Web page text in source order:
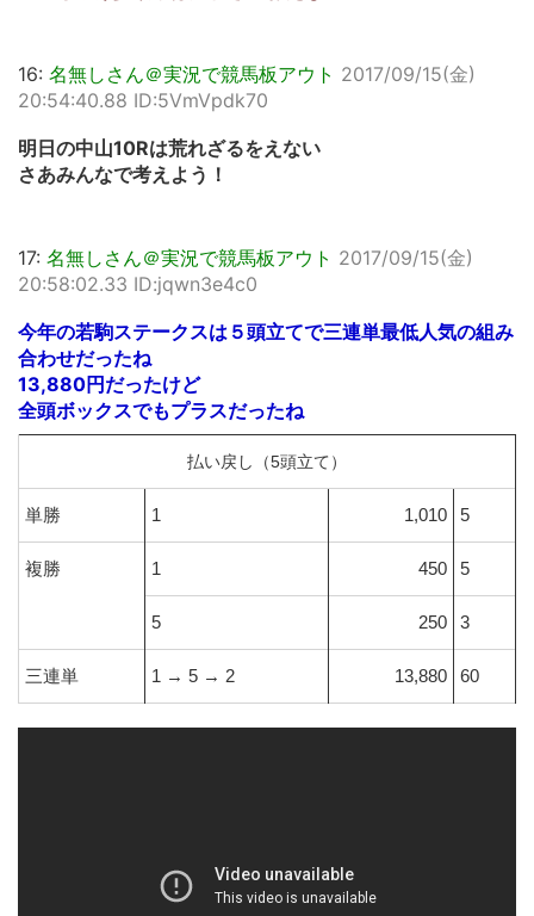
16: 名無しさん＠実況で競馬板アウト 2017/09/15(金)
20:54:40.88 ID:5VmVpdk70
明日の中山10Rは荒れざるをえない
さあみんなで考えよう！
17: 名無しさん＠実況で競馬板アウト 2017/09/15(金)
20:58:02.33 ID:jqwn3e4c0
今年の若駒ステークスは５頭立てで三連単最低人気の組み
合わせだったね
13,880円だったけど
全頭ボックスでもプラスだったね
払い戻し（5頭立て）
単勝 1 1,010 5
複勝 1 450 5
5 250 3
三連単 1 → 5 → 2 13,880 60